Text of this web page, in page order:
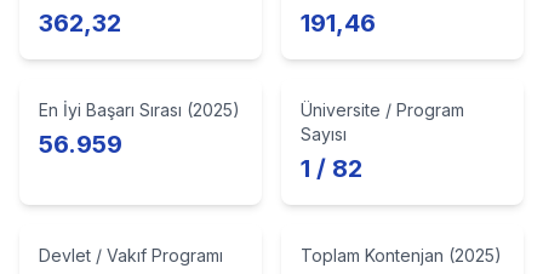
362,32 191,46
En İyi Başarı Sırası (2025)
56.959
Üniversite / Program
Sayısı
1 / 82
Devlet / Vakıf Programı Toplam Kontenjan (2025)